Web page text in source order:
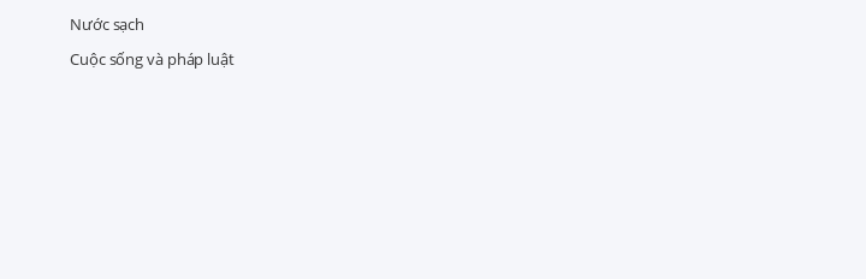
Nước sạch
Cuộc sống và pháp luật